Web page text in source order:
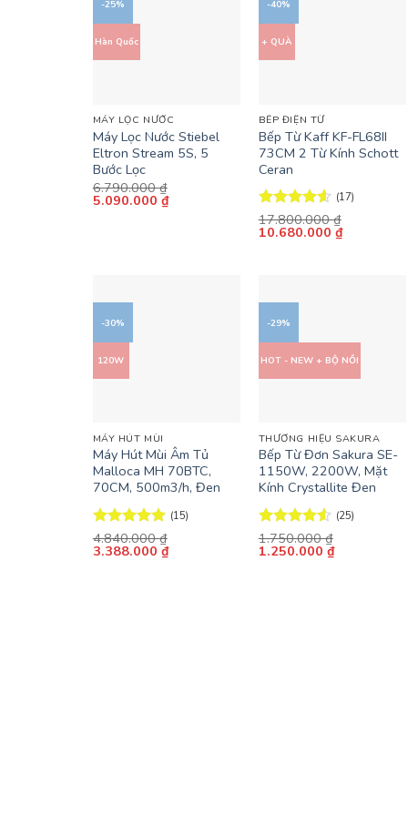
-25%
Hàn Quốc
MÁY LỌC NƯỚC
Máy Lọc Nước Stiebel
Eltron Stream 5S, 5
Bước Lọc
6.790.000₫
Giá
5.090.000 ₫Giá
hiện
-40%
+ QUÀ
BẾP ĐIỆN TỪ
Bếp Từ Kaff KF-FL68II
73CM 2 Từ Kính Schott
Ceran
Được xếp
hạng4.59
(17)
17.800.000₫
Giá
10.680.000 ₫Giá
hiện
-30%
120W
MÁY HÚT MÙI
Máy Hút Mùi Âm Tủ
Malloca MH 70BTC,
70CM, 500m3/h, Đen
Được xếp
hạng55
(15)
4.840.000₫
Giá
3.388.000₫Giá
hiện
-29%
HOT - NEW + BỘ NỒI
THƯƠNG HIỆU SAKURA
Bếp Từ Đơn Sakura SE-
1150W, 2200W, Mặt
Kính Crystallite Đen
Được xếp
hạng4.52
(25)
1.750.000₫
Giá
1.250.000₫Giá
hiện